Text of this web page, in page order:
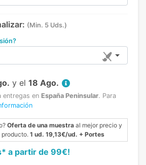
(Min. 5 Uds.)
y el 18 Ago.
entregas en España Peninsular. Para
Oferta de una muestra al mejor precio y
1 ud. 19,13€/ud. + Portes
a partir de 99€!